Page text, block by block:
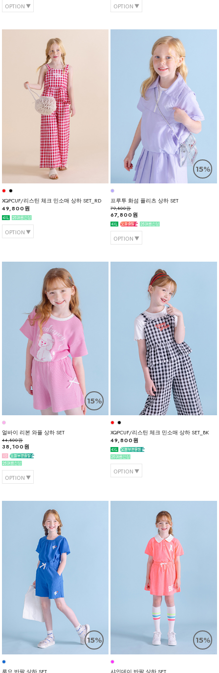
OPTION OPTION
XQPCUF/리스틴 체크 민소매 상하 SET_RD
49,800원
OPTION
15%
프루투 화섬 플리츠 상하 SET
79,800원
67,800원
OPTION
15%
얼바이 리본 와플 상하 SET
44,800원
38,100원
OPTION
XQPCUF/리스틴 체크 민소매 상하 SET_BK
49,800원
OPTION
15% 15%